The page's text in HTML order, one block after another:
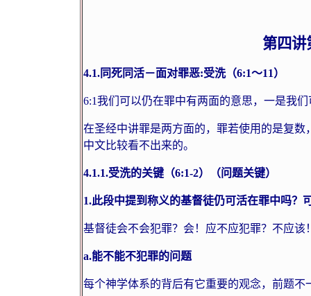
第四讲
4.1.同死同活－面对罪恶:受洗（6:1～11）
6:1我们可以仍在罪中有两面的意思，一是我
在圣经中讲罪是两方面的，罪若使用的是复
中文比较看不出来的。
4.1.1.受洗的关键（6:1-2）（问题关键）
1.此段中提到称义的基督徒仍可活在罪中吗？
基督徒会不会犯罪？会！应不应犯罪？不应
a.能不能不犯罪的问题
每个神学体系的背后有它重要的观念，前题